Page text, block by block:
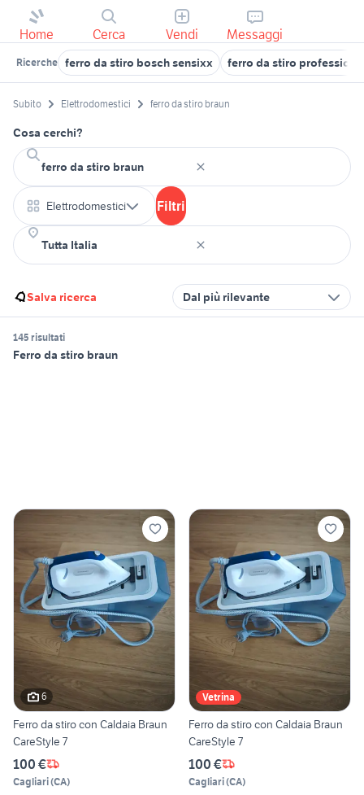
Home Cerca Vendi Messaggi
Ricerche ferro da stiro bosch sensixx ferro da stiro
Subito Elettrodomestici ferro da stiro braun
Cosa cerchi?
Elettrodomestici Filtri
Salva ricerca Dal più rilevante
145 risultati
Ferro da stiro braun
6
Ferro da stiro con Caldaia Braun
CareStyle 7
100 €
Cagliari(CA)
Vetrina
Ferro da stiro con Caldaia Braun
CareStyle 7
100 €
Cagliari(CA)